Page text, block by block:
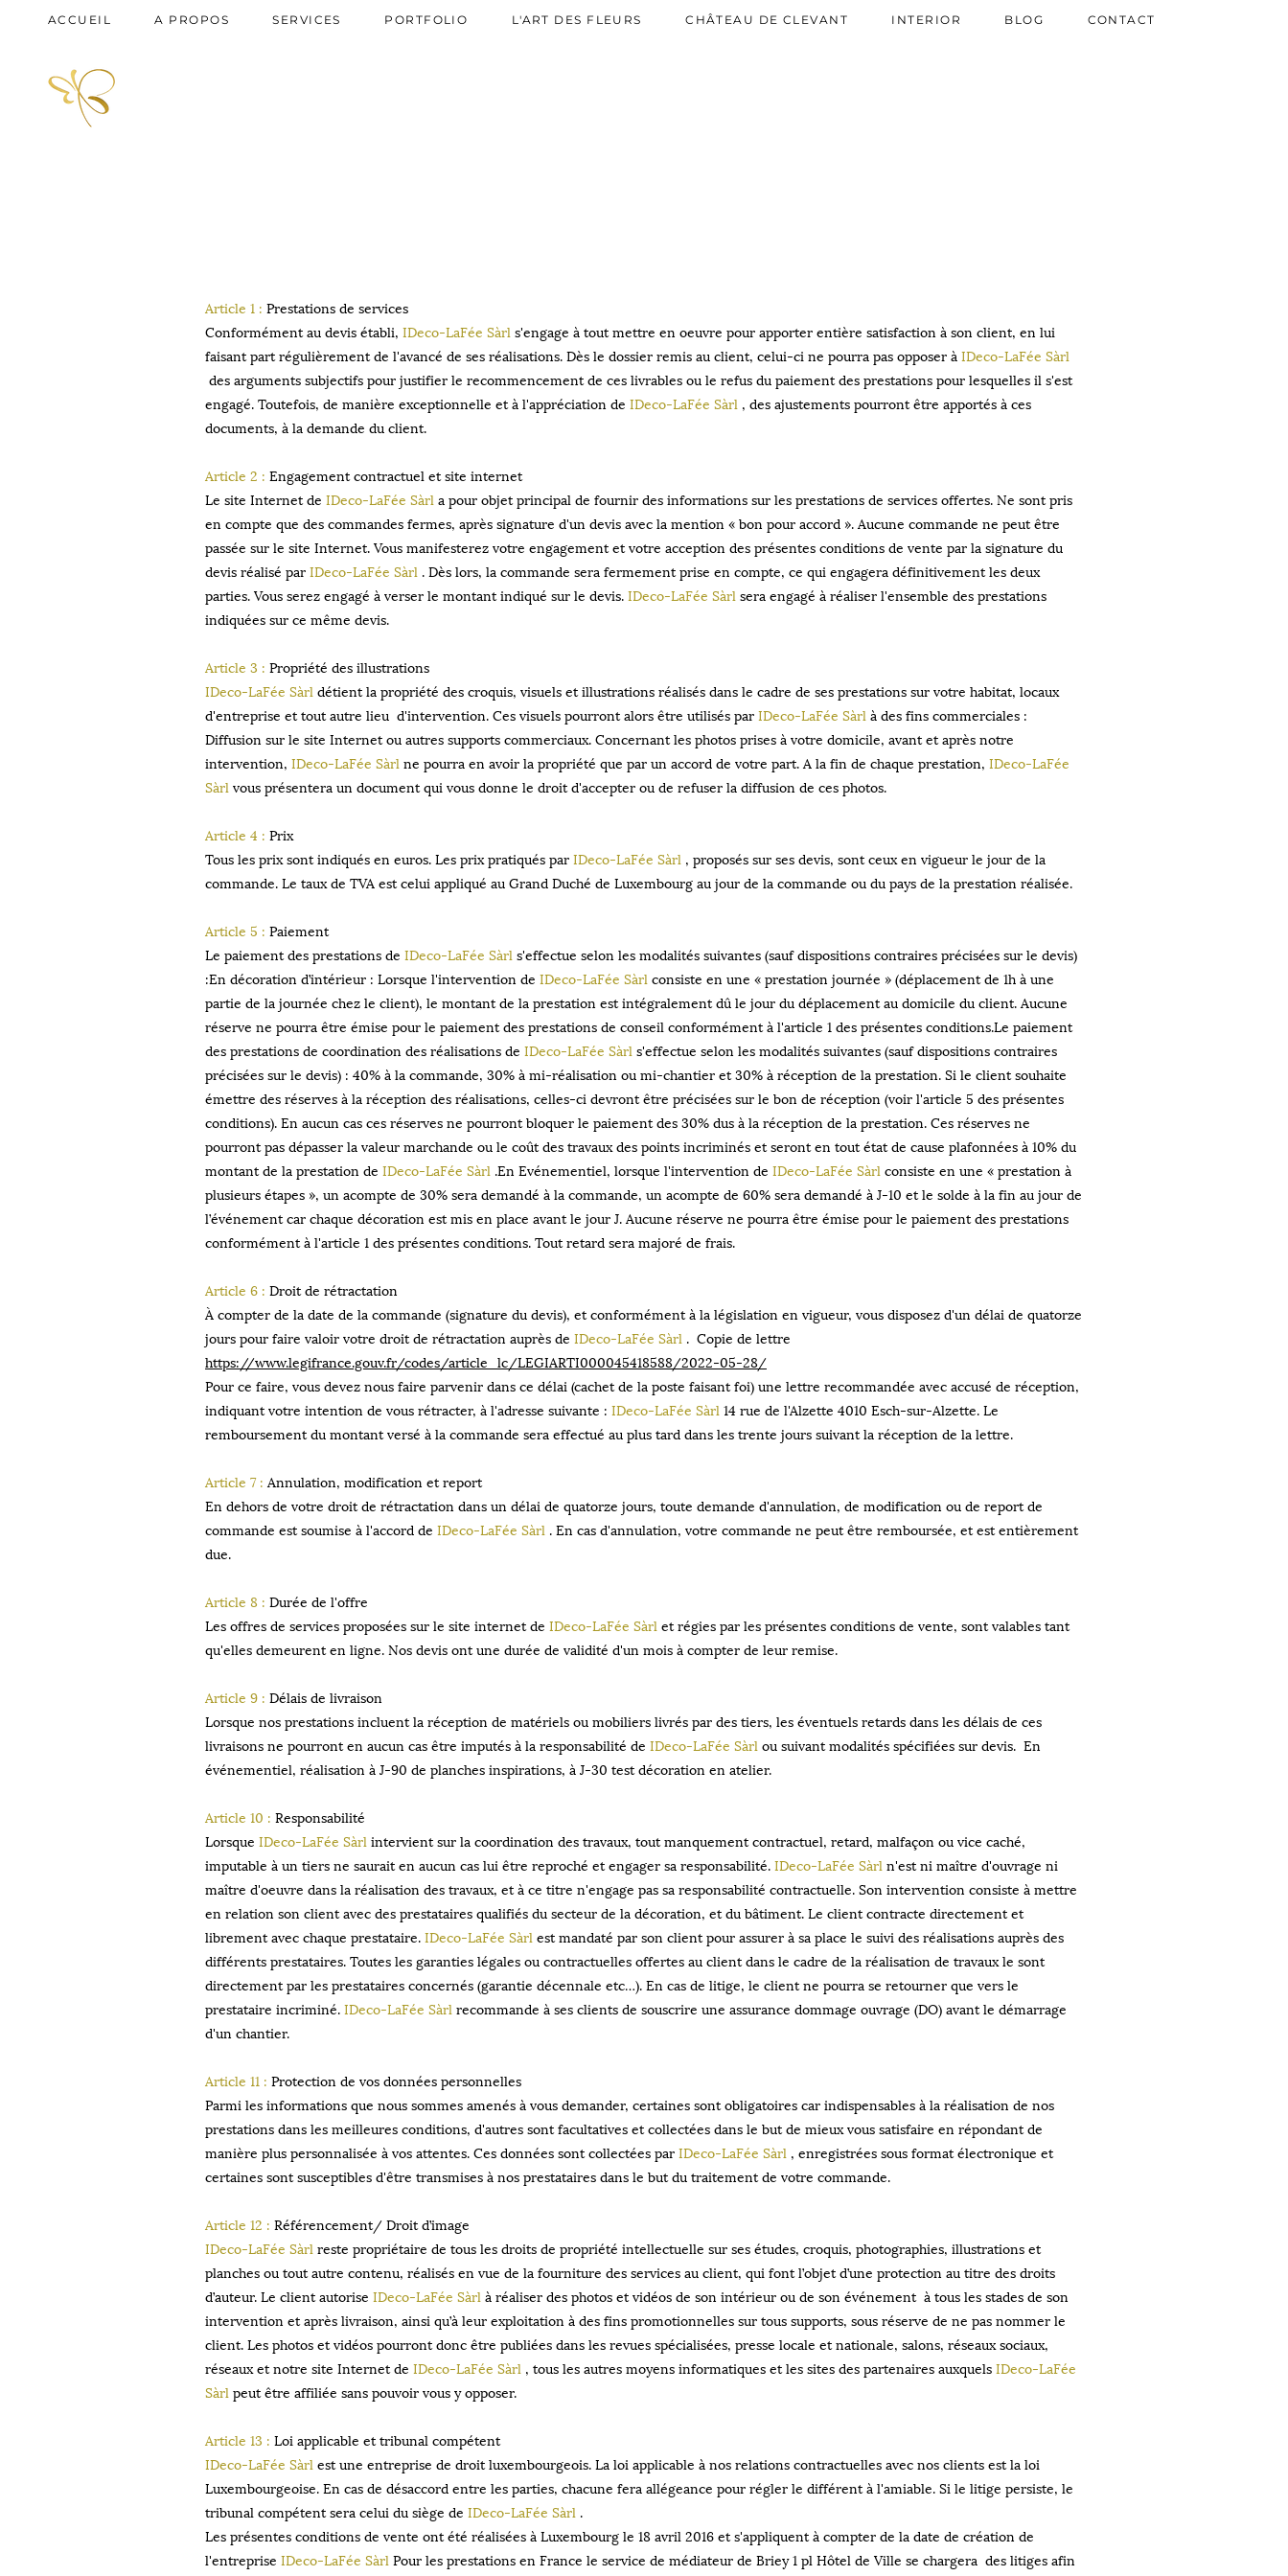
ACCUEIL A PROPOS SERVICES PORTFOLIO L'ART DES FLEURS CHÂTEAU DE CLEVANT INTERIOR BLOG CONTACT
Article 1 : Prestations de services
Conformément au devis établi, IDeco-LaFée Sàrl s'engage à tout mettre en oeuvre pour apporter entière satisfaction à son client, en lui
faisant part régulièrement de l'avancé de ses réalisations. Dès le dossier remis au client, celui-ci ne pourra pas opposer à IDeco-LaFée Sàrl
des arguments subjectifs pour justifier le recommencement de ces livrables ou le refus du paiement des prestations pour lesquelles il s'est
engagé. Toutefois, de manière exceptionnelle et à l'appréciation de IDeco-LaFée Sàrl , des ajustements pourront être apportés à ces
documents, à la demande du client.
Article 2 : Engagement contractuel et site internet
Le site Internet de IDeco-LaFée Sàrl a pour objet principal de fournir des informations sur les prestations de services offertes. Ne sont pris
en compte que des commandes fermes, après signature d'un devis avec la mention « bon pour accord ». Aucune commande ne peut être
passée sur le site Internet. Vous manifesterez votre engagement et votre acception des présentes conditions de vente par la signature du
devis réalisé parIDeco-LaFée Sàrl . Dès lors, la commande sera fermement prise en compte, ce qui engagera définitivement les deux
parties. Vous serez engagé à verser le montant indiqué sur le devis.IDeco-LaFée Sàrl sera engagé à réaliser l'ensemble des prestations
indiquées sur ce même devis.
Article 3 : Propriété des illustrations
IDeco-LaFée Sàrl détient la propriété des croquis, visuels et illustrations réalisés dans le cadre de ses prestations sur votre habitat, locaux
d'entreprise et tout autre lieu d'intervention. Ces visuels pourront alors être utilisés parIDeco-LaFée Sàrl à des fins commerciales :
Diffusion sur le site Internet ou autres supports commerciaux. Concernant les photos prises à votre domicile, avant et après notre
intervention, IDeco-LaFée Sàrl ne pourra en avoir la propriété que par un accord de votre part. A la fin de chaque prestation, IDeco-LaFée
Sàrl vous présentera un document qui vous donne le droit d'accepter ou de refuser la diffusion de ces photos.
Article 4 : Prix
Tous les prix sont indiqués en euros. Les prix pratiqués parIDeco-LaFée Sàrl , proposés sur ses devis, sont ceux en vigueur le jour de la
commande. Le taux de TVA est celui appliqué au Grand Duché de Luxembourg au jour de la commande ou du pays de la prestation réalisée.
Article 5 : Paiement
Le paiement des prestations de IDeco-LaFée Sàrl s'effectue selon les modalités suivantes (sauf dispositions contraires précisées sur le devis)
:En décoration d’intérieur : Lorsque l'intervention de IDeco-LaFée Sàrl consiste en une « prestation journée » (déplacement de 1h à une
partie de la journée chez le client), le montant de la prestation est intégralement dû le jour du déplacement au domicile du client. Aucune
réserve ne pourra être émise pour le paiement des prestations de conseil conformément à l'article 1 des présentes conditions.Le paiement
des prestations de coordination des réalisations de IDeco-LaFée Sàrl s'effectue selon les modalités suivantes (sauf dispositions contraires
précisées sur le devis) : 40% à la commande, 30% à mi-réalisation ou mi-chantier et 30% à réception de la prestation. Si le client souhaite
émettre des réserves à la réception des réalisations, celles-ci devront être précisées sur le bon de réception (voir l'article 5 des présentes
conditions). En aucun cas ces réserves ne pourront bloquer le paiement des 30% dus à la réception de la prestation. Ces réserves ne
pourront pas dépasser la valeur marchande ou le coût des travaux des points incriminés et seront en tout état de cause plafonnées à 10% du
montant de la prestation de IDeco-LaFée Sàrl .En Evénementiel, lorsque l'intervention de IDeco-LaFée Sàrl consiste en une « prestation à
plusieurs étapes », un acompte de 30% sera demandé à la commande, un acompte de 60% sera demandé à J-10 et le solde à la fin au jour de
l’événement car chaque décoration est mis en place avant le jour J. Aucune réserve ne pourra être émise pour le paiement des prestations
conformément à l'article 1 des présentes conditions. Tout retard sera majoré de frais.
Article 6 : Droit de rétractation
À compter de la date de la commande (signature du devis), et conformément à la législation en vigueur, vous disposez d'un délai de quatorze
jours pour faire valoir votre droit de rétractation auprès de IDeco-LaFée Sàrl . Copie de lettre
https://www.legifrance.gouv.fr/codes/article_lc/LEGIARTI000045418588/2022-05-28/
Pour ce faire, vous devez nous faire parvenir dans ce délai (cachet de la poste faisant foi) une lettre recommandée avec accusé de réception,
indiquant votre intention de vous rétracter, à l'adresse suivante : IDeco-LaFée Sàrl 14 rue de l'Alzette 4010 Esch-sur-Alzette. Le
remboursement du montant versé à la commande sera effectué au plus tard dans les trente jours suivant la réception de la lettre.
Article 7 : Annulation, modification et report
En dehors de votre droit de rétractation dans un délai de quatorze jours, toute demande d'annulation, de modification ou de report de
commande est soumise à l'accord de IDeco-LaFée Sàrl . En cas d'annulation, votre commande ne peut être remboursée, et est entièrement
due.
Article 8 : Durée de l'offre
Les offres de services proposées sur le site internet de IDeco-LaFée Sàrl et régies par les présentes conditions de vente, sont valables tant
qu'elles demeurent en ligne. Nos devis ont une durée de validité d'un mois à compter de leur remise.
Article 9 : Délais de livraison
Lorsque nos prestations incluent la réception de matériels ou mobiliers livrés par des tiers, les éventuels retards dans les délais de ces
livraisons ne pourront en aucun cas être imputés à la responsabilité de IDeco-LaFée Sàrl ou suivant modalités spécifiées sur devis. En
événementiel, réalisation à J-90 de planches inspirations, à J-30 test décoration en atelier.
Article 10 : Responsabilité
Lorsque IDeco-LaFée Sàrl intervient sur la coordination des travaux, tout manquement contractuel, retard, malfaçon ou vice caché,
imputable à un tiers ne saurait en aucun cas lui être reproché et engager sa responsabilité.IDeco-LaFée Sàrl n'est ni maître d'ouvrage ni
maître d'oeuvre dans la réalisation des travaux, et à ce titre n'engage pas sa responsabilité contractuelle. Son intervention consiste à mettre
en relation son client avec des prestataires qualifiés du secteur de la décoration, et du bâtiment. Le client contracte directement et
librement avec chaque prestataire.IDeco-LaFée Sàrl est mandaté par son client pour assurer à sa place le suivi des réalisations auprès des
différents prestataires. Toutes les garanties légales ou contractuelles offertes au client dans le cadre de la réalisation de travaux le sont
directement par les prestataires concernés (garantie décennale etc…). En cas de litige, le client ne pourra se retourner que vers le
prestataire incriminé.IDeco-LaFée Sàrl recommande à ses clients de souscrire une assurance dommage ouvrage (DO) avant le démarrage
d'un chantier.
Article 11 : Protection de vos données personnelles
Parmi les informations que nous sommes amenés à vous demander, certaines sont obligatoires car indispensables à la réalisation de nos
prestations dans les meilleures conditions, d'autres sont facultatives et collectées dans le but de mieux vous satisfaire en répondant de
manière plus personnalisée à vos attentes. Ces données sont collectées parIDeco-LaFée Sàrl , enregistrées sous format électronique et
certaines sont susceptibles d'être transmises à nos prestataires dans le but du traitement de votre commande.
Article 12 : Référencement/ Droit d’image
IDeco-LaFée Sàrl reste propriétaire de tous les droits de propriété intellectuelle sur ses études, croquis, photographies, illustrations et
planches ou tout autre contenu, réalisés en vue de la fourniture des services au client, qui font l’objet d’une protection au titre des droits
d’auteur. Le client autorise IDeco-LaFée Sàrl à réaliser des photos et vidéos de son intérieur ou de son événement à tous les stades de son
intervention et après livraison, ainsi qu’à leur exploitation à des fins promotionnelles sur tous supports, sous réserve de ne pas nommer le
client. Les photos et vidéos pourront donc être publiées dans les revues spécialisées, presse locale et nationale, salons, réseaux sociaux,
réseaux et notre site Internet de IDeco-LaFée Sàrl , tous les autres moyens informatiques et les sites des partenaires auxquelsIDeco-LaFée
Sàrl peut être affiliée sans pouvoir vous y opposer.
Article 13 : Loi applicable et tribunal compétent
IDeco-LaFée Sàrl est une entreprise de droit luxembourgeois. La loi applicable à nos relations contractuelles avec nos clients est la loi
Luxembourgeoise. En cas de désaccord entre les parties, chacune fera allégeance pour régler le différent à l'amiable. Si le litige persiste, le
tribunal compétent sera celui du siège de IDeco-LaFée Sàrl .
Les présentes conditions de vente ont été réalisées à Luxembourg le 18 avril 2016 et s'appliquent à compter de la date de création de
l'entreprise IDeco-LaFée Sàrl Pour les prestations en France le service de médiateur de Briey 1 pl Hôtel de Ville se chargera des litiges afin